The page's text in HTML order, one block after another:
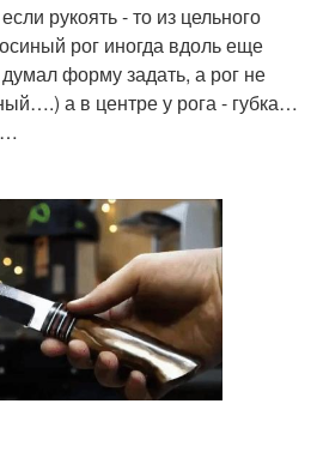
рукоять - то из цельного
рог иногда вдоль еще
форму задать, а рог не
а в центре у рога - губка…